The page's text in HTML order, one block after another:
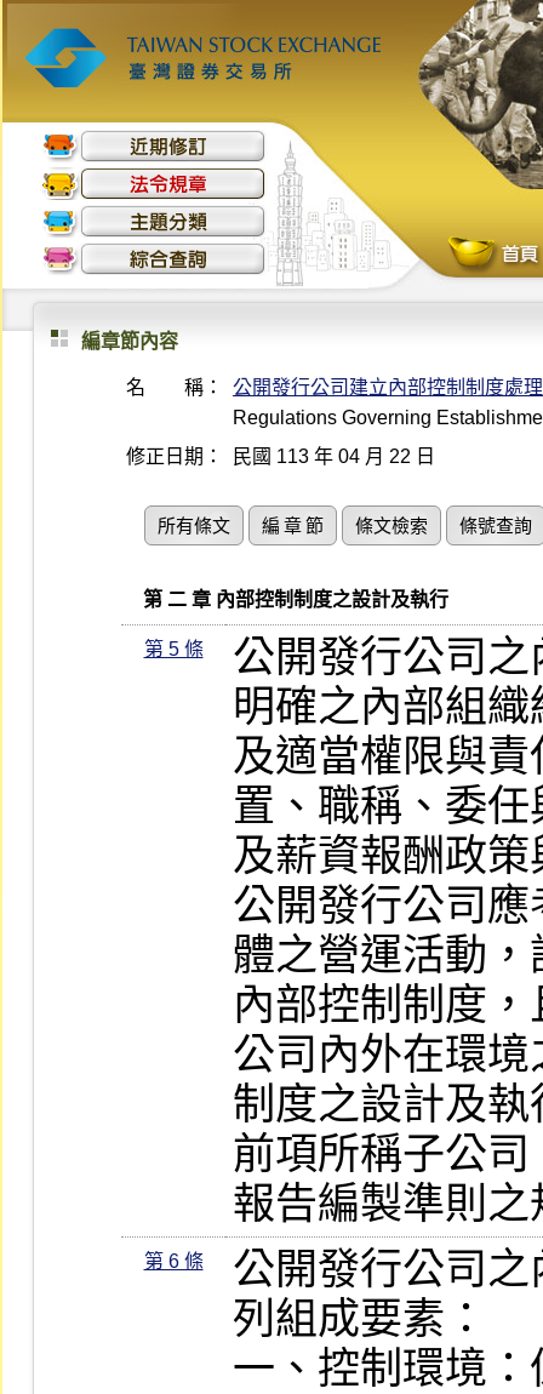
編章節內容
名 稱：
公開發行公司建立內部控制制度處
Regulations Governing
修正日期：
民國 113 年 04 月 22 日
所有條文 編 章 節 條文檢索 條號查詢
   第 二 章 內部控制制度之設計及執行
第 5 條
公開發行公司
明確之內部組
及適當權限與
置、職稱、委
及薪資報酬政
公開發行公司
體之營運活動
內部控制制度
公司內外在環
制度之設計及
前項所稱子公
報告編製準則
第 6 條
公開發行公司
列組成要素：
一、控制環境